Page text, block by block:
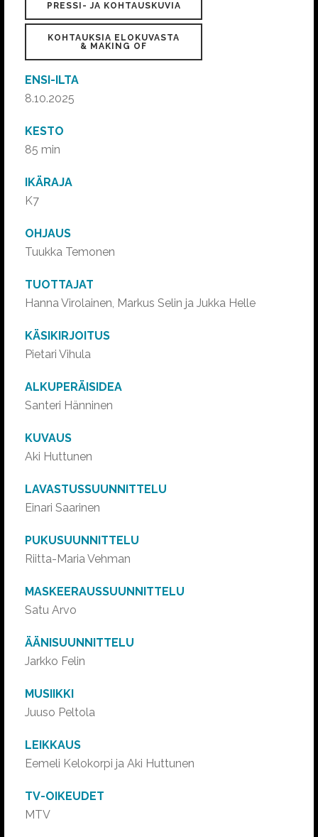
PRESSI- JA KOHTAUSKUVIA
KOHTAUKSIA ELOKUVASTA
& MAKING OF
ENSI-ILTA
8.10.2025
KESTO
85 min
IKÄRAJA
K7
OHJAUS
Tuukka Temonen
TUOTTAJAT
Hanna Virolainen, Markus Selin ja Jukka Helle
KÄSIKIRJOITUS
Pietari Vihula
ALKUPERÄISIDEA
Santeri Hänninen
KUVAUS
Aki Huttunen
LAVASTUSSUUNNITTELU
Einari Saarinen
PUKUSUUNNITTELU
Riitta-Maria Vehman
MASKEERAUSSUUNNITTELU
Satu Arvo
ÄÄNISUUNNITTELU
Jarkko Felin
MUSIIKKI
Juuso Peltola
LEIKKAUS
Eemeli Kelokorpi ja Aki Huttunen
TV-OIKEUDET
MTV